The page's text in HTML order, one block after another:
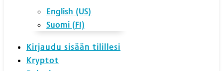
English (US)
Suomi (FI)
Kirjaudu sisään tilillesi
Kryptot